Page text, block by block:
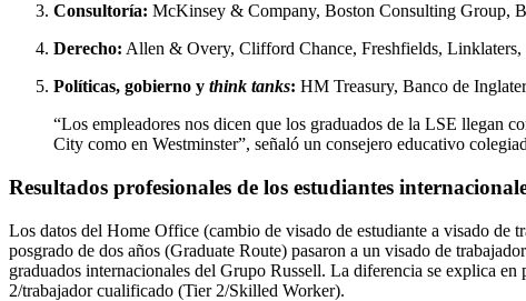
Consultoría: McKinsey & Company, Boston Consulting Group,
Derecho: Allen & Overy, Clifford Chance, Freshfields, Linklaters,
Políticas, gobierno y think tanks: HM Treasury, Banco de
“Los empleadores nos dicen que los graduados de la LSE llegan
City como en Westminster”, señaló un consejero educativo
Resultados profesionales de los estudiantes
Los datos del Home Office (cambio de visado de estudiante a visado
posgrado de dos años (Graduate Route) pasaron a un visado de
graduados internacionales del Grupo Russell. La diferencia se explica
2/trabajador cualificado (Tier 2/Skilled Worker).